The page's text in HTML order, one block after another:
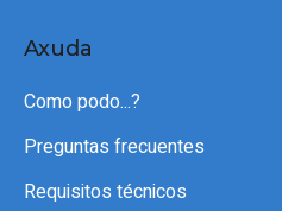
Axuda
Como podo...?
Preguntas frecuentes
Requisitos técnicos